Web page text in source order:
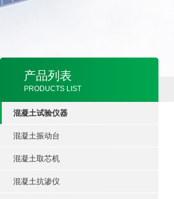
产品列表
PRODUCTS LIST
混凝土试验仪器
混凝土振动台
混凝土取芯机
混凝土抗渗仪